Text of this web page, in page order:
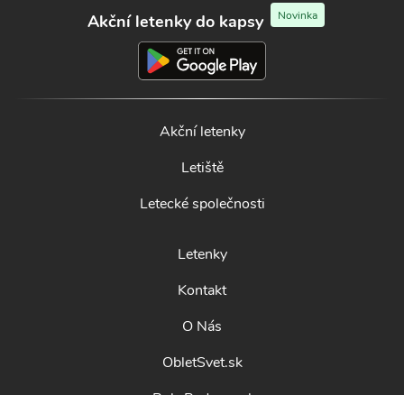
Akční letenky do kapsy Novinka
Akční letenky
Letiště
Letecké společnosti
Letenky
Kontakt
O Nás
ObletSvet.sk